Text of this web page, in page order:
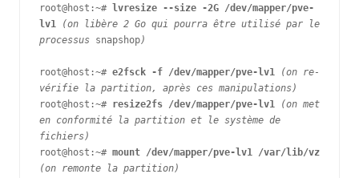
root@host:~# lvresize --size -2G /dev/mapper/pve-
lv1
(on libère 2 Go qui pourra être utilisé par le
processus snapshop)
root@host:~# e2fsck -f /dev/mapper/pve-lv1
(on re-
vérifie la partition, après ces manipulations)
root@host:~# resize2fs /dev/mapper/pve-lv1
(on met
en conformité la partition et le système de
fichiers)
root@host:~# mount /dev/mapper/pve-lv1 /var/lib/vz
(on remonte la partition)